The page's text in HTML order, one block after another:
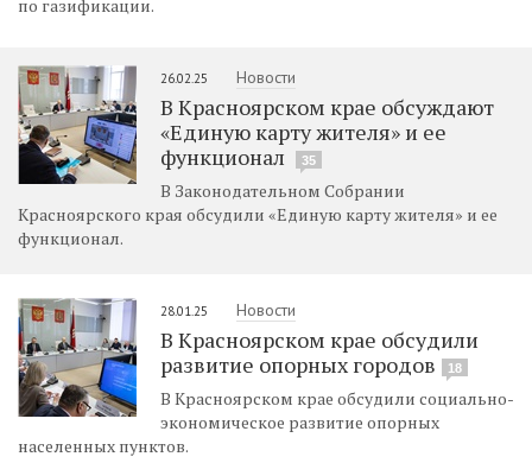
по газификации.
26.02.25 Новости
В Красноярском крае обсуждают
«Единую карту жителя» и ее
функционал
35
В Законодательном Собрании
Красноярского края обсудили «Единую карту жителя» и ее
функционал.
28.01.25 Новости
В Красноярском крае обсудили
развитие опорных городов
18
В Красноярском крае обсудили социально-
экономическое развитие опорных
населенных пунктов.